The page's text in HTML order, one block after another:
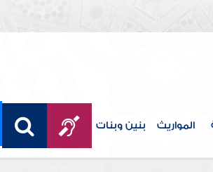
المواريث بنين وبنات